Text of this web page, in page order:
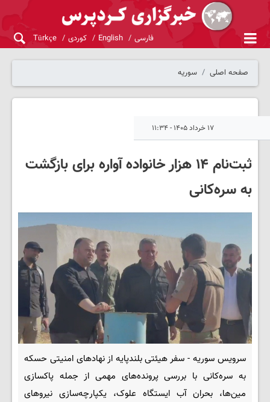
فارسی English کوردی Türkçe
صفحه اصلی سوریه
۱۷ خرداد ۱۴۰۵ - ۱۱:۳۴
ثبت‌نام ۱۴ هزار خانواده آواره برای بازگشت
به سره‌کانی
سرویس سوریه - سفر هیئتی بلندپایه از نهادهای امنیتی حسکه
به سره‌کانی با بررسی پرونده‌های مهمی از جمله پاکسازی
مین‌ها، بحران آب ایستگاه علوک، یکپارچه‌سازی نیروهای